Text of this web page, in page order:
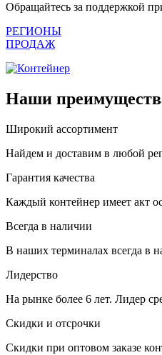
Обращайтесь за поддержкой
РЕГИОНЫ
ПРОДАЖ
Наши
Широкий ассортимент
Найдем и доставим в любой
Гарантия качества
Каждый контейнер имеет акт
Всегда в наличии
В наших терминалах всегда в
Лидерство
На рынке более 6 лет. Лидер
Скидки и отсрочки
Скидки при оптовом заказе